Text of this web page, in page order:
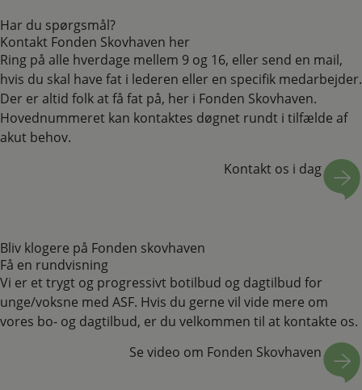
Har du spørgsmål?
Kontakt Fonden Skovhaven her
Ring på alle hverdage mellem 9 og 16, eller send en mail,
hvis du skal have fat i lederen eller en specifik medarbejder.
Der er altid folk at få fat på, her i Fonden Skovhaven.
Hovednummeret kan kontaktes døgnet rundt i tilfælde af
akut behov.
Kontakt os i dag
Bliv klogere på Fonden skovhaven
Få en rundvisning
Vi er et trygt og progressivt botilbud og dagtilbud for
unge/voksne med ASF. Hvis du gerne vil vide mere om
vores bo- og dagtilbud, er du velkommen til at kontakte os.
Se video om Fonden Skovhaven